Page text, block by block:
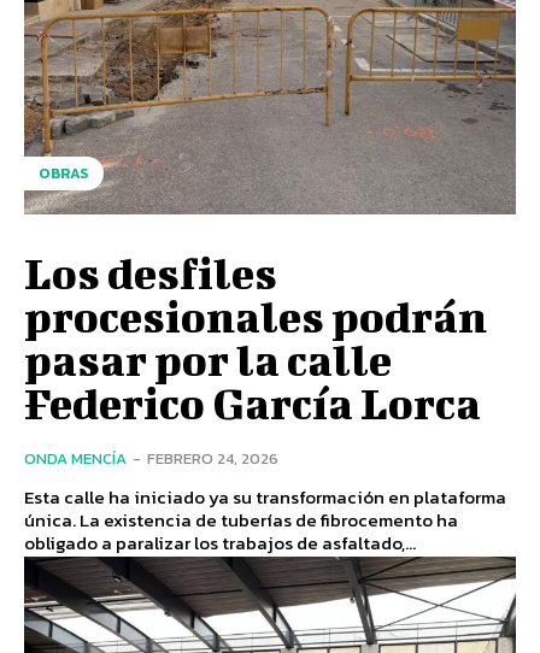
OBRAS
Los desfiles
procesionales podrán
pasar por la calle
Federico García Lorca
ONDA MENCÍA - FEBRERO 24, 2026
Esta calle ha iniciado ya su transformación en plataforma
única. La existencia de tuberías de fibrocemento ha
obligado a paralizar los trabajos de asfaltado,...